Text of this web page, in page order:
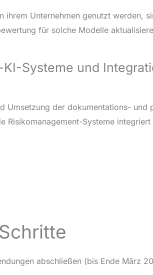
Unternehmen genutzt werden,
für solche Modelle
Systeme und
Umsetzung der dokumentations-
Risikomanagement-Systeme integriert
abschließen (bis Ende März